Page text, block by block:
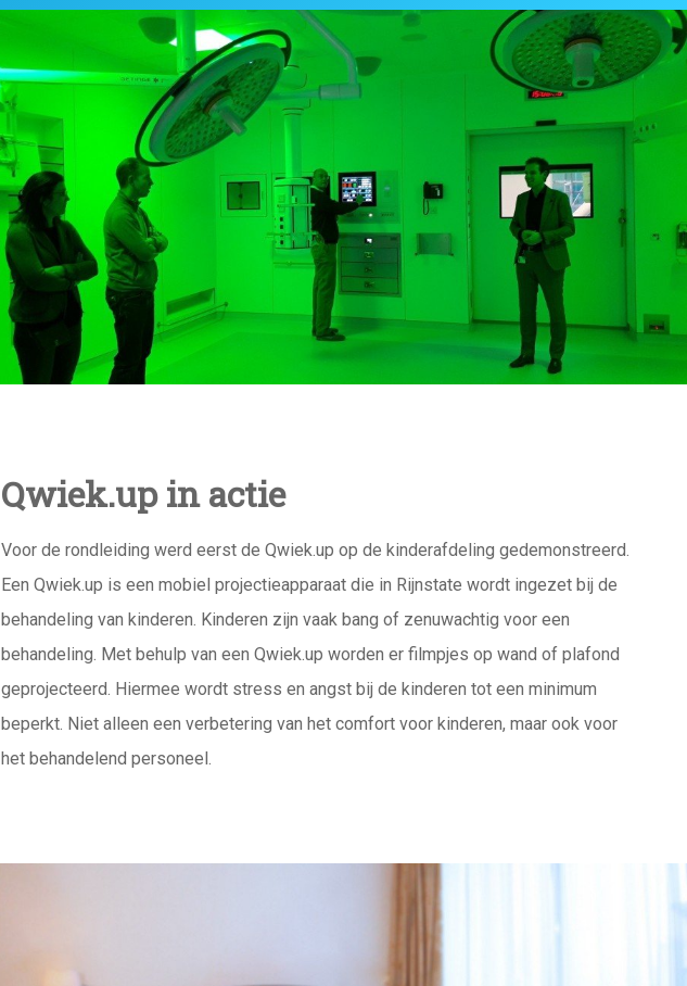
Qwiek.up in actie
Voor de rondleiding werd eerst de Qwiek.up op de kinderafdeling gedemonstreerd.
Een Qwiek.up is een mobiel projectieapparaat die in Rijnstate wordt ingezet bij de
behandeling van kinderen. Kinderen zijn vaak bang of zenuwachtig voor een
behandeling. Met behulp van een Qwiek.up worden er filmpjes op wand of plafond
geprojecteerd. Hiermee wordt stress en angst bij de kinderen tot een minimum
beperkt. Niet alleen een verbetering van het comfort voor kinderen, maar ook voor
het behandelend personeel.